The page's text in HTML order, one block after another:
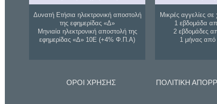
Δυνατή Ετήσια ηλεκτρονική αποστολή
της εφημερίδας «Δ»
Μηνιαία ηλεκτρονική αποστολή της
εφημερίδας «Δ» 10Ε (+4% Φ.Π.Α)
Μικρές αγγελίες σε
1 εβδομάδα
2 εβδομάδες
1 μήνας
ΟΡΟΙ ΧΡΗΣΗΣ ΠΟΛΙΤΙΚΗ